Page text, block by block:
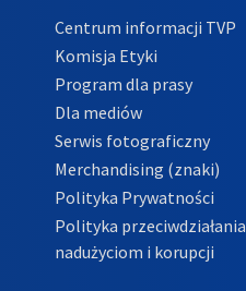
Centrum informacji TVP
Komisja Etyki
Program dla prasy
Dla mediów
Serwis fotograficzny
Merchandising (znaki)
Polityka Prywatności
Polityka przeciwdziałania
nadużyciom i korupcji